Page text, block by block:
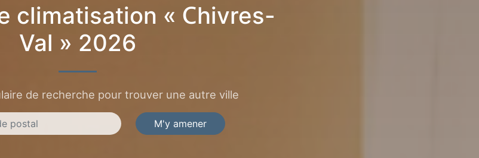
climatisation « Chivres-
Val » 2026
de recherche pour trouver une autre ville
M'y amener